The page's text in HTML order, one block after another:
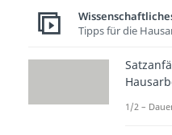
Tipps für die
1/2 –